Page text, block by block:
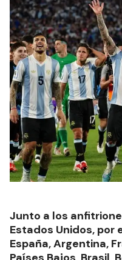
Junto a los
Estados Unidos, por
España, Argentina,